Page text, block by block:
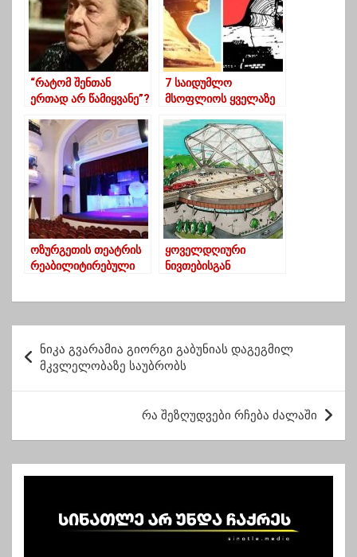
“რატომ შენთან
ერთად არ წამიყვანე”?
თაყაიშვილის
წერილები
გარდაცვლილ დედას
7 საიდუმლო
მსოფლიოს ყველაზე
ოზურგეთის თეატრის
რეაბილიტირებული
ყოველდღიური
ნივთებისგან
ო
ს
ი
ს
ნიკა გვარამია გიორგი გაბუნიას დაგეგმილ
მკვლელობაზე საუბრობს
რა შეზღუდვები რჩება ძალაში